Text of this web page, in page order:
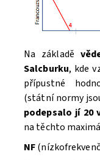
Na základě
Salcburku, kde
přípustné
(státní normy
podepsalo jí 20
na těchto
NF